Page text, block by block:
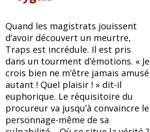
Quand les magistrats jouissent
d’avoir découvert un meurtre,
Traps est incrédule. Il est pris
dans un tourment d’émotions. « Je
crois bien ne m’être jamais amusé
autant ! Quel plaisir ! » dit-il
euphorique. Le réquisitoire du
procureur va jusqu’à convaincre le
personnage-même de sa